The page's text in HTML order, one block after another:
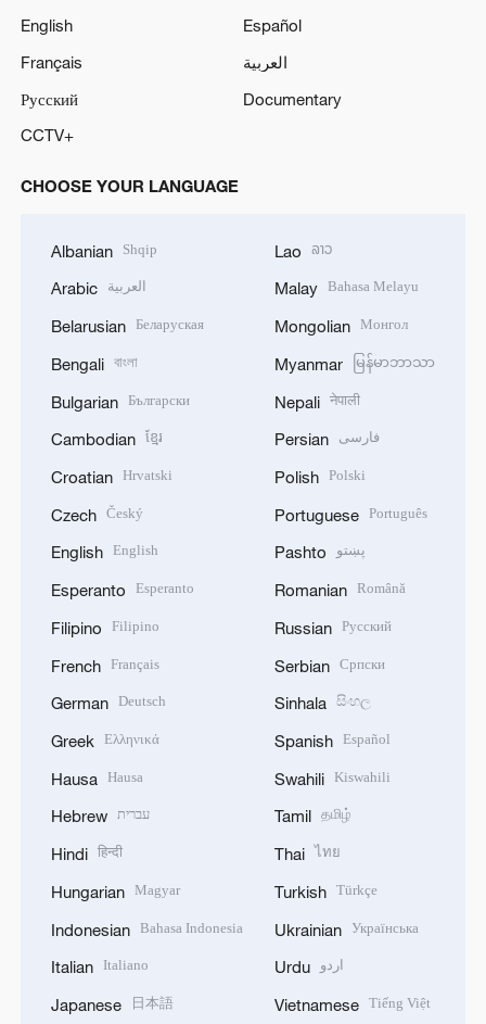
English
Español
Français
العربية
Русский
Documentary
CCTV+
CHOOSE YOUR LANGUAGE
Albanian Shqip
Arabic العربية
Belarusian Беларуская
Bengali বাংলা
Bulgarian Български
Cambodian ខ្មែរ
Croatian Hrvatski
Czech Český
English English
Esperanto Esperanto
Filipino Filipino
French Français
German Deutsch
Greek Ελληνικά
Hausa Hausa
Hebrew עברית
Hindi हिन्दी
Hungarian Magyar
Indonesian Bahasa Indonesia
Italian Italiano
Japanese 日本語
Lao ລາວ
Malay Bahasa Melayu
Mongolian Монгол
Myanmar မြန်မာဘာသာ
Nepali नेपाली
Persian فارسی
Polish Polski
Portuguese Português
Pashto پښتو
Romanian Română
Russian Русский
Serbian Српски
Sinhala සිංහල
Spanish Español
Swahili Kiswahili
Tamil தமிழ்
Thai ไทย
Turkish Türkçe
Ukrainian Українська
Urdu اردو
Vietnamese Tiếng Việt